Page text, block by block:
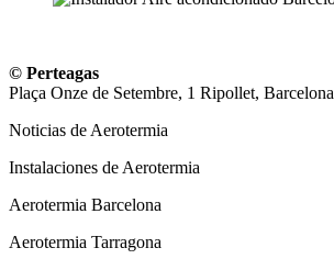
© Perteagas
Plaça Onze de Setembre, 1 Ripollet, Barcelona
Noticias de Aerotermia
Instalaciones de Aerotermia
Aerotermia Barcelona
Aerotermia Tarragona